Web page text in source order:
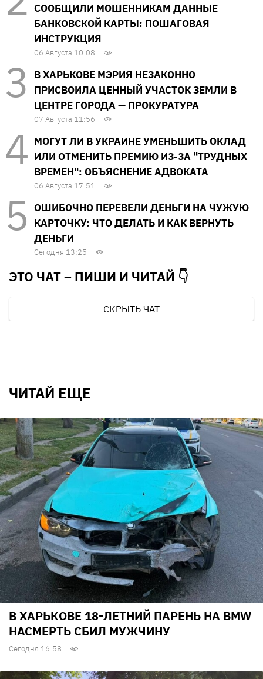
СООБЩИЛИ МОШЕННИКАМ ДАННЫЕ
БАНКОВСКОЙ КАРТЫ: ПОШАГОВАЯ
ИНСТРУКЦИЯ
06 Августа 10:08
В ХАРЬКОВЕ МЭРИЯ НЕЗАКОННО
ПРИСВОИЛА ЦЕННЫЙ УЧАСТОК ЗЕМЛИ В
ЦЕНТРЕ ГОРОДА — ПРОКУРАТУРА
07 Августа 11:56
МОГУТ ЛИ В УКРАИНЕ УМЕНЬШИТЬ ОКЛАД
ИЛИ ОТМЕНИТЬ ПРЕМИЮ ИЗ-ЗА "ТРУДНЫХ
ВРЕМЕН": ОБЪЯСНЕНИЕ АДВОКАТА
06 Августа 17:51
ОШИБОЧНО ПЕРЕВЕЛИ ДЕНЬГИ НА ЧУЖУЮ
КАРТОЧКУ: ЧТО ДЕЛАТЬ И КАК ВЕРНУТЬ
ДЕНЬГИ
Сегодня 13:25
ЭТО ЧАТ – ПИШИ И ЧИТАЙ 👇
СКРЫТЬ ЧАТ
ЧИТАЙ ЕЩЕ
В ХАРЬКОВЕ 18-ЛЕТНИЙ ПАРЕНЬ НА BMW
НАСМЕРТЬ СБИЛ МУЖЧИНУ
Сегодня 16:58